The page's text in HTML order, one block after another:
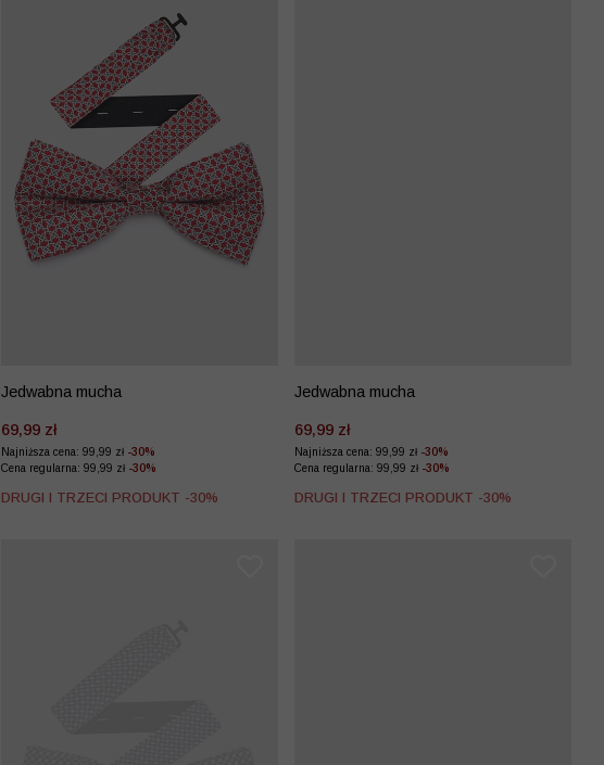
Jedwabna mucha
69,99 zł
Najniższa cena: 99,99 zł -30%
Cena regularna: 99,99 zł -30%
DRUGI I TRZECI PRODUKT -30%
Jedwabna mucha
69,99 zł
Najniższa cena: 99,99 zł -30%
Cena regularna: 99,99 zł -30%
DRUGI I TRZECI PRODUKT -30%